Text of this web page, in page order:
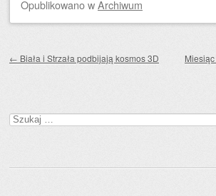
OpublikowanowArchiwum
← Biała i Strzała podbijają kosmos 3D
Szukaj: